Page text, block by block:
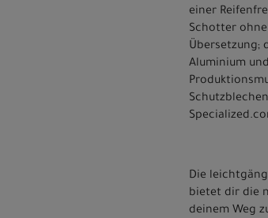
einer
Schotter
Übersetzung;
Aluminium
Die
bietet dir die
deinem Weg